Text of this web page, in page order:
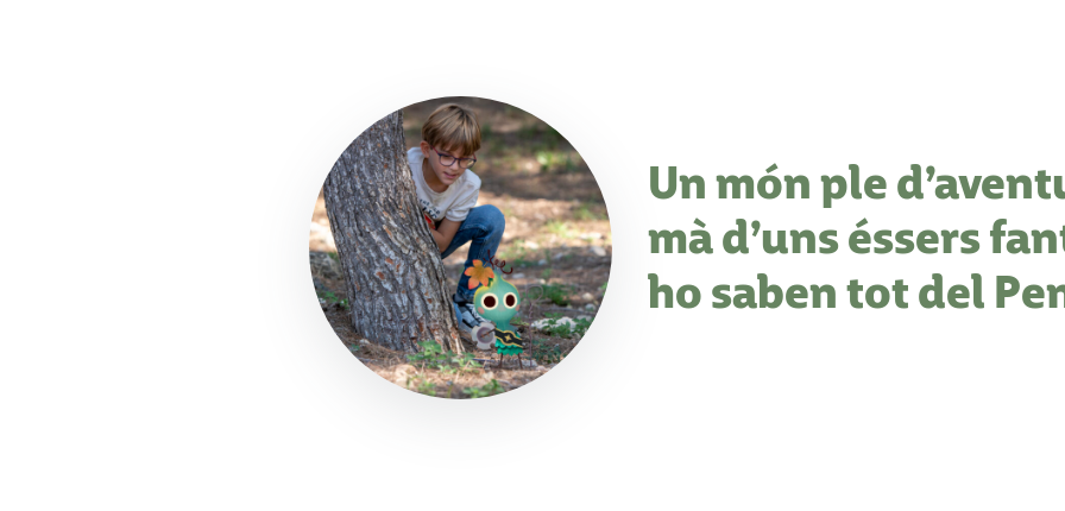
Un món ple
mà d’uns éssers
ho saben tot del